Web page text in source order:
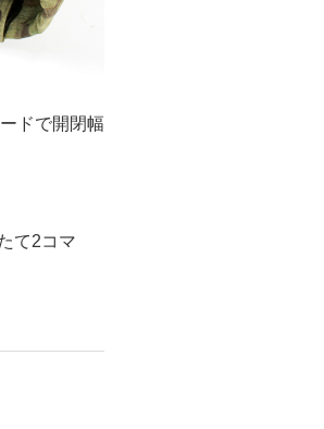
ドで開閉幅
て2コマ